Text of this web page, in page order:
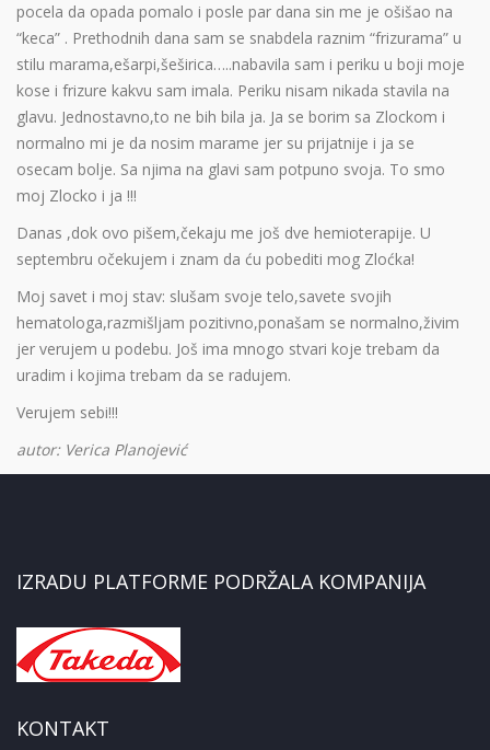
pocela da opada pomalo i posle par dana sin me je ošišao na
“keca” . Prethodnih dana sam se snabdela raznim “frizurama” u
stilu marama,ešarpi,šeširica…..nabavila sam i periku u boji moje
kose i frizure kakvu sam imala. Periku nisam nikada stavila na
glavu. Jednostavno,to ne bih bila ja. Ja se borim sa Zlockom i
normalno mi je da nosim marame jer su prijatnije i ja se
osecam bolje. Sa njima na glavi sam potpuno svoja. To smo
moj Zlocko i ja !!!
Danas ,dok ovo pišem,čekaju me još dve hemioterapije. U
septembru očekujem i znam da ću pobediti mog Zloćka!
Moj savet i moj stav: slušam svoje telo,savete svojih
hematologa,razmišljam pozitivno,ponašam se normalno,živim
jer verujem u podebu. Još ima mnogo stvari koje trebam da
uradim i kojima trebam da se radujem.
Verujem sebi!!!
autor: Verica Planojević
IZRADU PLATFORME PODRŽALA KOMPANIJA
KONTAKT